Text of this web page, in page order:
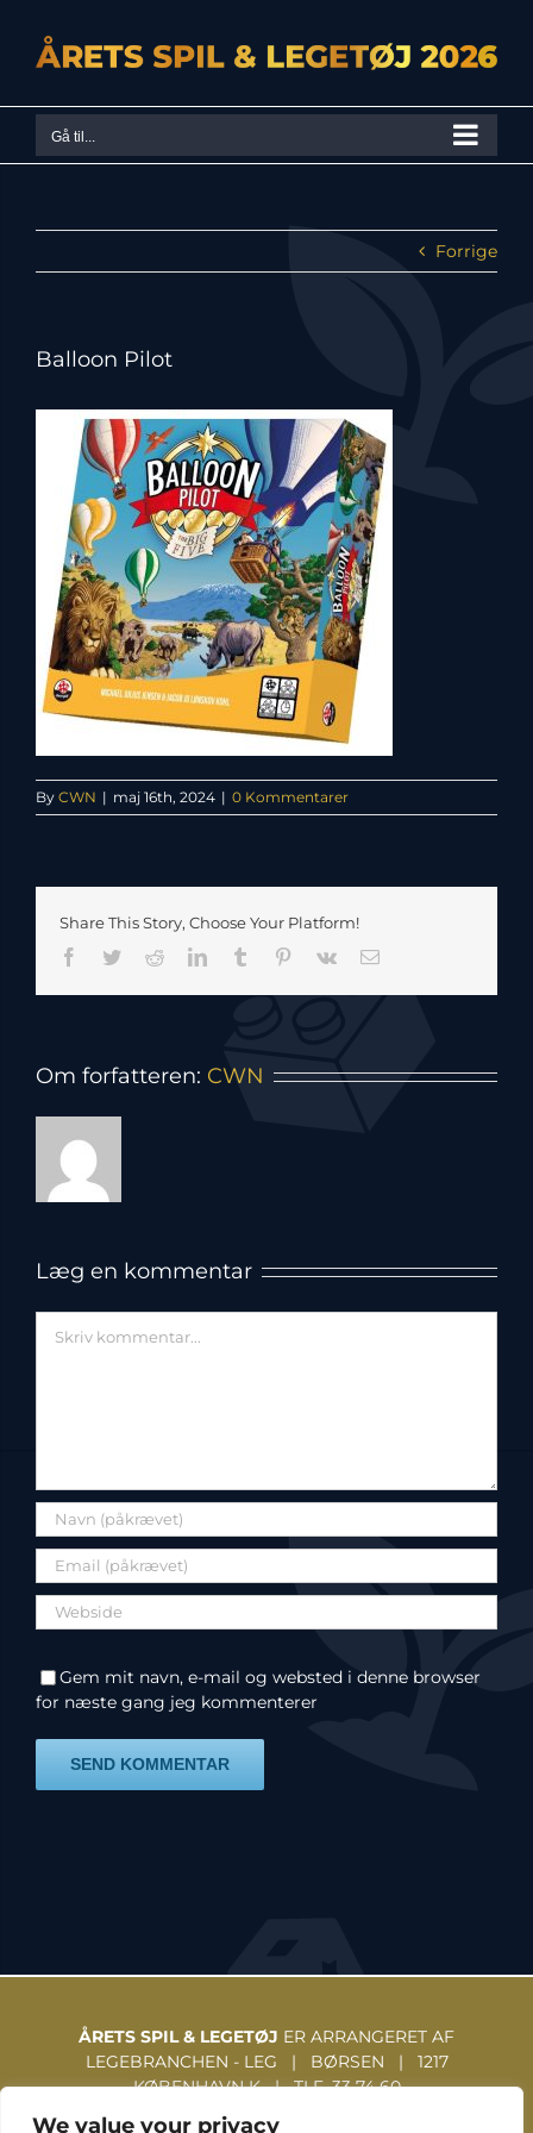
We value your privacy
content
Gå til...
Forrige
Balloon Pilot
By CWN | maj 16th, 2024 | 0 Kommentarer
Share This Story, Choose Your Platform!
Facebook
TwitterRedditLinkedInTumblr Pinterest
Vk
E-
Om forfatteren: CWN
Læg en kommentar
Gem mit navn, e-mail og websted i denne browser
for næste gang jeg kommenterer
ÅRETS SPIL & LEGETØJ ER ARRANGERET AF
LEGEBRANCHEN - LEG | BØRSEN | 1217
KØBENHAVN K | TLF. 33 74 60
31 | WWW.LEGEBRANCHEN.DK